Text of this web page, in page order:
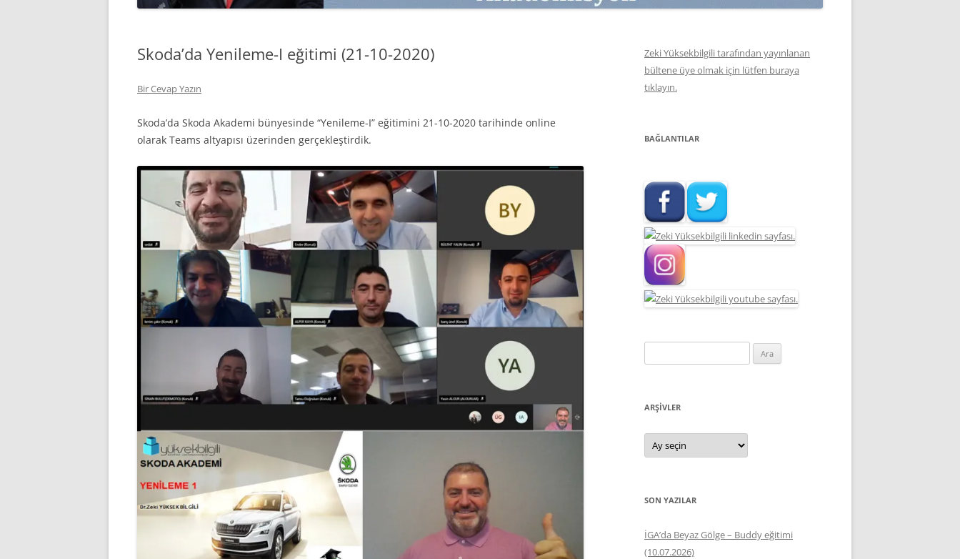
HIZLI MODA TÜKETICILERININ
PAZARLAMADA YENI USTALIK
PAZARLAMA TEMELLERI
PAZARLAMA MUCIZE DEĞILDIR
PAZARLAMA CANAVARI
SATMAK
Skoda’da Yenileme-I eğitimi (21-10-2020)
Bir Cevap Yazın
Skoda’da Skoda Akademi bünyesinde “Yenileme-I” eğitimini 21-10-2020 tarihinde online
olarak Teams altyapısı üzerinden gerçekleştirdik.
Zeki Yüksekbilgili tarafından yayınlanan
bültene üye olmak için lütfen buraya
tıklayın.
BAĞLANTILAR
ARŞIVLER
Arşivler
SON YAZILAR
İGA’da Beyaz Gölge – Buddy eğitimi
(10.07.2026)